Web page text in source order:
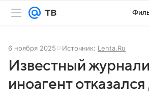
6 ноября 2025 Источник: Lenta.Ru
Известный
иноагент